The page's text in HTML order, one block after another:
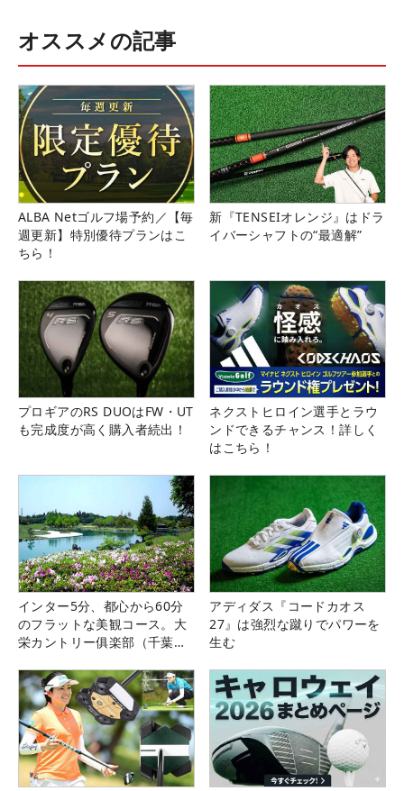
オススメの記事
ALBA Netゴルフ場予約／【毎
週更新】特別優待プランはこ
ちら！
新『TENSEIオレンジ』はドラ
イバーシャフトの“最適解”
プロギアのRS DUOはFW・UT
も完成度が高く購入者続出！
ネクストヒロイン選手とラウ
ンドできるチャンス！詳しく
はこちら！
インター5分、都心から60分
のフラットな美観コース。大
栄カントリー俱楽部（千葉
アディダス『コードカオス
27』は強烈な蹴りでパワーを
生む